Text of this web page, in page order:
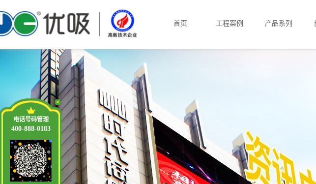
首页 工程案例 产品系列
电话号码管理
400-888-0183